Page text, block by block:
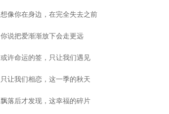
想像你在身边，在完全失去之前
你说把爱渐渐放下会走更远
或许命运的签，只让我们遇见
只让我们相恋，这一季的秋天
飘落后才发现，这幸福的碎片